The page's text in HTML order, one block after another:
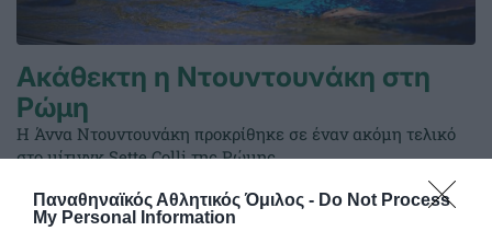
Παναθηναϊκός Αθλητικός Όμιλος - Do Not Process
My Personal Information
Ακάθεκτη η Ντουντουνάκη στη
Ρώμη
Η Άννα Ντουντουνάκη προκρίθηκε σε έναν ακόμη τελικό
στο μίτινγκ Sette Colli της Ρώμης.
27.06.2026 ΚΟΛΥΜΒΗΣΗ